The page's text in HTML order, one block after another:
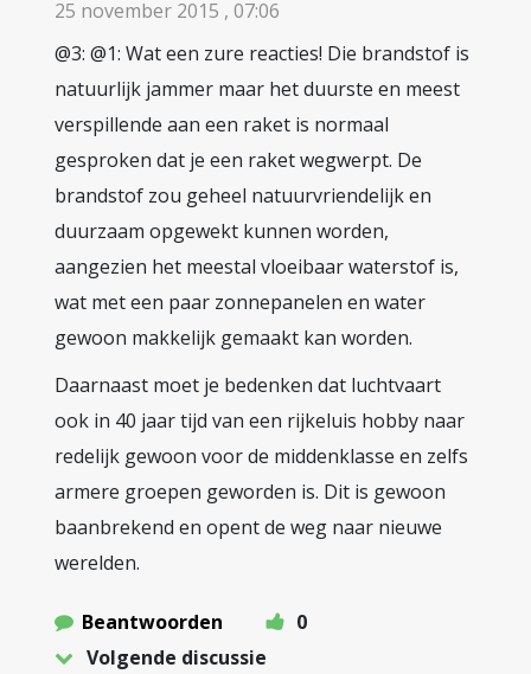
25 november 2015 , 07:06
@3: @1: Wat een zure reacties! Die brandstof is
natuurlijk jammer maar het duurste en meest
verspillende aan een raket is normaal
gesproken dat je een raket wegwerpt. De
brandstof zou geheel natuurvriendelijk en
duurzaam opgewekt kunnen worden,
aangezien het meestal vloeibaar waterstof is,
wat met een paar zonnepanelen en water
gewoon makkelijk gemaakt kan worden.
Daarnaast moet je bedenken dat luchtvaart
ook in 40 jaar tijd van een rijkeluis hobby naar
redelijk gewoon voor de middenklasse en zelfs
armere groepen geworden is. Dit is gewoon
baanbrekend en opent de weg naar nieuwe
werelden.
Beantwoorden
0
Volgende discussie